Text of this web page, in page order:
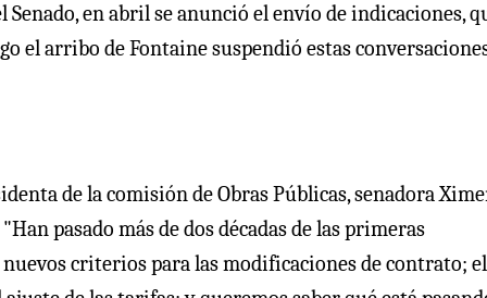
en abril se anunció el envío de indicaciones,
el arribo de Fontaine suspendió estas
de la comisión de Obras Públicas, senadora
pasado más de dos décadas de las primeras
criterios para las modificaciones de contrato; el